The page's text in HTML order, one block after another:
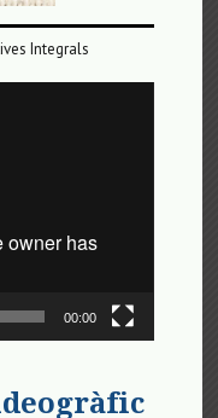
Integrals
00:00